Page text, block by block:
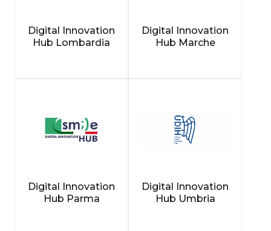
Digital Innovation
Hub Lombardia
Digital Innovation
Hub Marche
Digital Innovation
Hub Parma
Digital Innovation
Hub Umbria